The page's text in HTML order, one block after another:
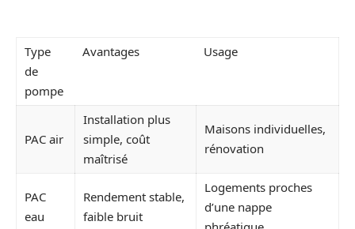
Type
de
pompe
Avantages Usage
PAC air
Installation plus
simple, coût
maîtrisé
Maisons individuelles,
rénovation
PAC
eau
Rendement stable,
faible bruit
Logements proches
d’une nappe